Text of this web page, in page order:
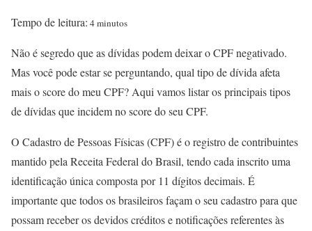
Tempo de leitura: 4 minutos
Não é segredo que as dívidas podem deixar o CPF negativado.
Mas você pode estar se perguntando, qual tipo de dívida afeta
mais o score do meu CPF? Aqui vamos listar os principais tipos
de dívidas que incidem no score do seu CPF.
O Cadastro de Pessoas Físicas (CPF) é o registro de contribuintes
mantido pela Receita Federal do Brasil, tendo cada inscrito uma
identificação única composta por 11 dígitos decimais. É
importante que todos os brasileiros façam o seu cadastro para que
possam receber os devidos créditos e notificações referentes às